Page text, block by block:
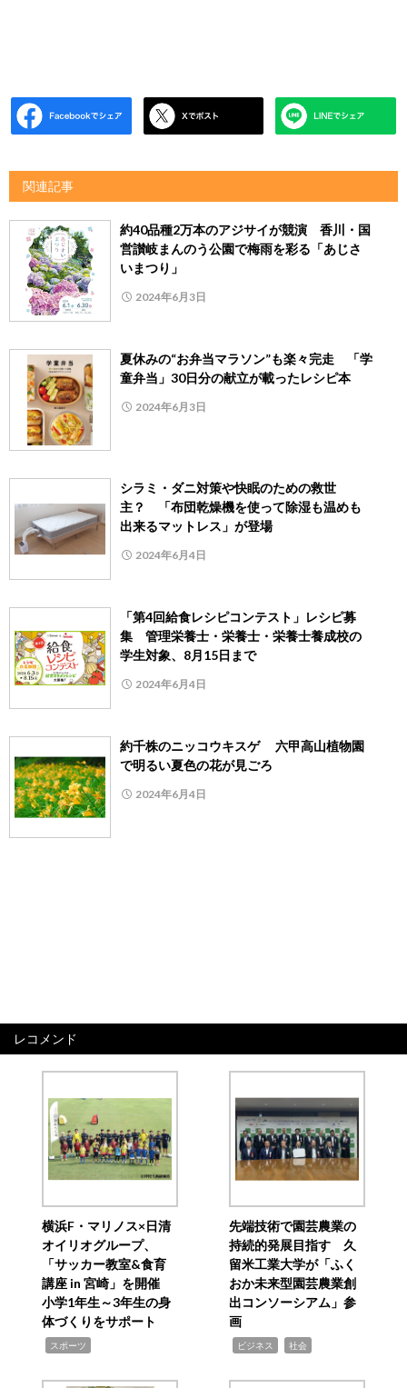
関連記事
約40品種2万本のアジサイが競演 香川・国
営讃岐まんのう公園で梅雨を彩る「あじさ
いまつり」
2024年6月3日
夏休みの“お弁当マラソン”も楽々完走 「学
童弁当」30日分の献立が載ったレシピ本
2024年6月3日
シラミ・ダニ対策や快眠のための救世
主？ 「布団乾燥機を使って除湿も温めも
出来るマットレス」が登場
2024年6月4日
「第4回給食レシピコンテスト」レシピ募
集 管理栄養士・栄養士・栄養士養成校の
学生対象、8月15日まで
2024年6月4日
約千株のニッコウキスゲ 六甲高山植物園
で明るい夏色の花が見ごろ
2024年6月4日
レコメンド
横浜F・マリノス×日清
オイリオグループ、
「サッカー教室&食育
講座 in 宮崎」を開催
小学1年生～3年生の身
体づくりをサポート
スポーツ
先端技術で園芸農業の
持続的発展目指す 久
留米工業大学が「ふく
おか未来型園芸農業創
出コンソーシアム」参
画
ビジネス 社会